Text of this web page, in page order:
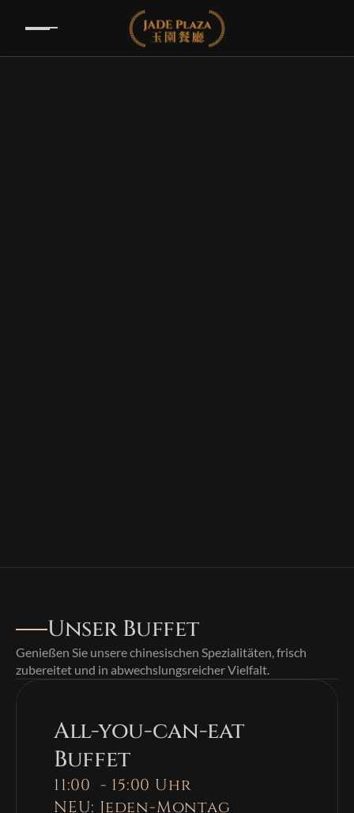
Unser Buffet
Genießen Sie unsere chinesischen Spezialitäten, frisch
zubereitet und in abwechslungsreicher Vielfalt.
All-you-can-eat
Buffet
11:00  - 15:00 Uhr
NEU: Jeden-Montag